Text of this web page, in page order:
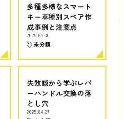
多種多様なスマート
キー車種別スペア作
成事例と注意点
2025.04.30
未分類
失敗談から学ぶレバ
ーハンドル交換の落
とし穴
2025.04.27